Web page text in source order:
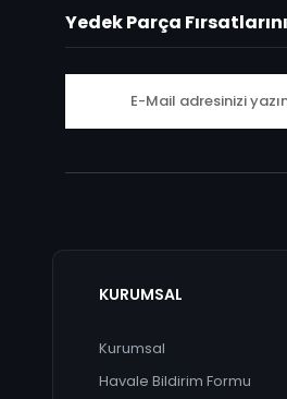
Yedek Parça
KURUMSAL
Kurumsal
Havale Bildirim Formu